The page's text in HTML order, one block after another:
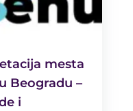
mesta
Beogradu –
i